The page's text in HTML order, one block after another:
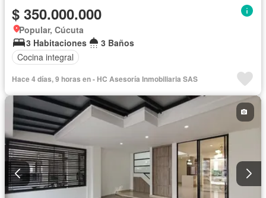
$ 350.000.000
Popular, Cúcuta
3 Habitaciones
3 Baños
Cocina integral
Hace 4 días, 9 horas en - HC Asesoría Inmobiliaria SAS